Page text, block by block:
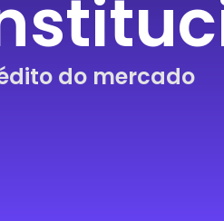
do mercado